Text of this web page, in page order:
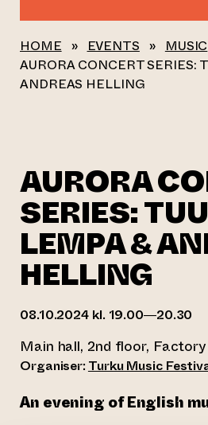
HOME » EVENTS » MUSIC
AURORA CONCERT SERIES:
ANDREAS HELLING
AURORA
SERIES:
LEMPA &
HELLING
08.10.2024 kl. 19.00—20.30
Main hall, 2nd floor, Factory
Organiser: Turku Music
An evening of English